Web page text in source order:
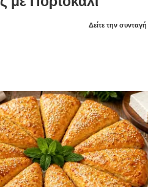
Δείτε την συνταγή